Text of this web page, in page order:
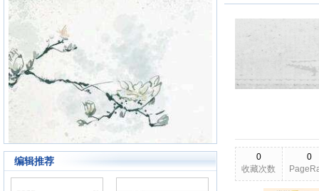
编辑推荐
0
收藏次数
0